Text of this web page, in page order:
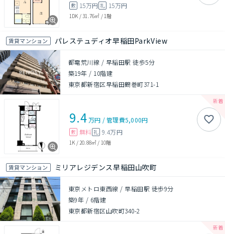
敷 15万円 礼 15万円
1DK /31.76㎡ / 1階
賃貸マンション パレステュディオ早稲田ParkView
都電荒川線 / 早稲田駅 徒歩5分
築19年 / 10階建
東京都新宿区早稲田鶴巻町371-1
9.4万円 /管理費5,000円
敷 無料 礼 9.4万円
1K / 20.88㎡ / 10階
賃貸マンション ミリアレジデンス早稲田山吹町
東京メトロ東西線 / 早稲田駅 徒歩9分
築9年 / 6階建
東京都新宿区山吹町340-2